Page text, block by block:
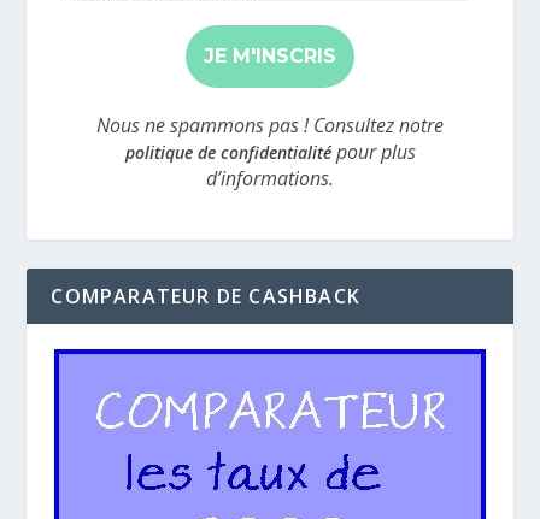
mail
*
Nous ne spammons pas ! Consultez notre
politique de confidentialitépour plus
d’informations.
COMPARATEUR DE CASHBACK